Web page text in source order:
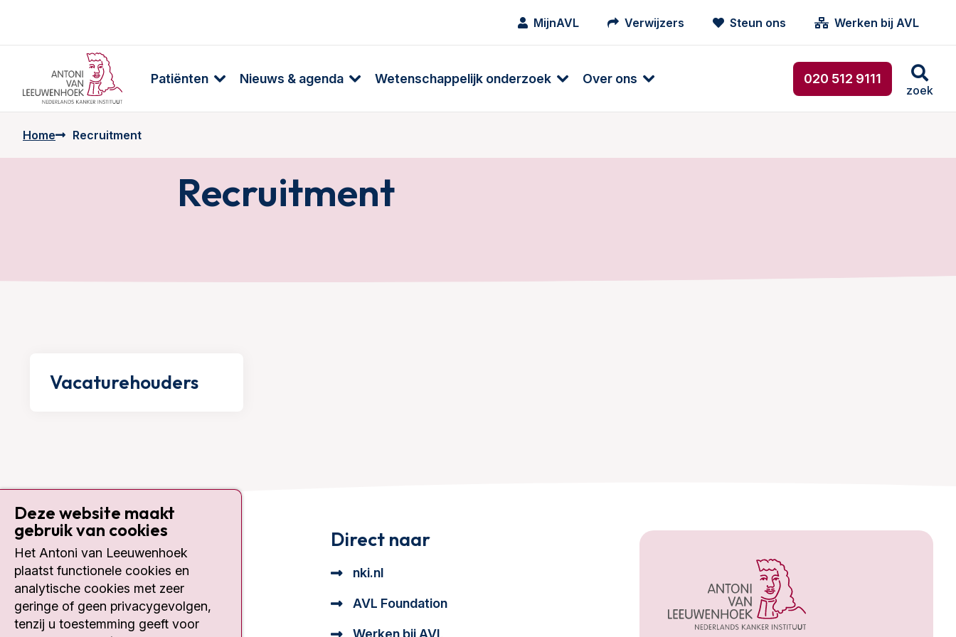
MijnAVL Verwijzers Steun ons Werken bij AVL
Patiënten Nieuws & agenda Wetenschappelijk onderzoek Over ons 020 512 9111
zoek
Home Recruitment
Recruitment
Vacaturehouders
Contact
Plesmanlaan 121
1066 CX Amsterdam
020 512 9111
Direct naar
nki.nl
AVL Foundation
Werken bij AVL
Deze website maakt
gebruik van cookies
Het Antoni van Leeuwenhoek
plaatst functionele cookies en
analytische cookies met zeer
geringe of geen privacygevolgen,
tenzij u toestemming geeft voor